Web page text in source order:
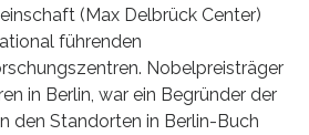
(Max Delbrück Center)
führenden
Nobelpreisträger
in Berlin, war ein Begründer der
den Standorten in Berlin-Buch